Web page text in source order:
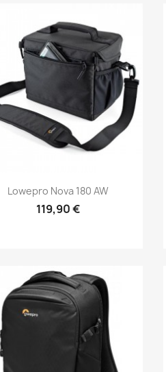
Aperçu rapide
Lowepro Nova 180 AW
119,90 €